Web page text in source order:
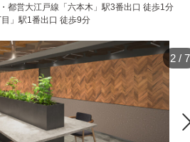
都営大江戸線「六本木」駅3番出口 徒歩1分
」駅1番出口 徒歩9分
2 / 7